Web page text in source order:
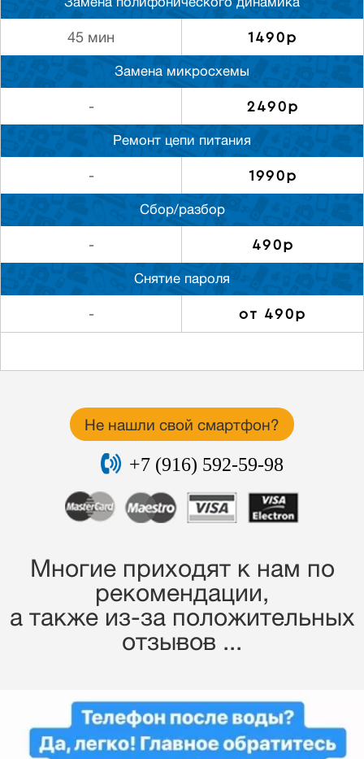
Замена полифонического динамика
45 мин 1490р
Замена микросхемы
- 2490р
Ремонт цепи питания
- 1990р
Сбор/разбор
- 490р
Снятие пароля
- от 490р
Не нашли свой смартфон?
+7 (916) 592-59-98
Многие приходят к нам по
рекомендации,
a также из-за положительных
отзывов ...